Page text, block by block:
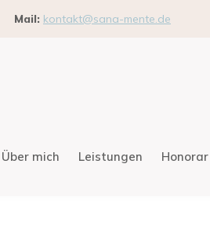
Mail: kontakt@sana-mente.de
Über mich Leistungen Honorar